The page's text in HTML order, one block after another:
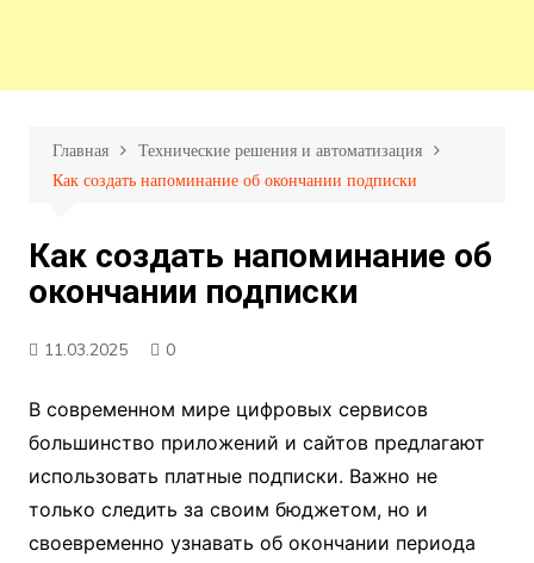
Главная
Технические решения и автоматизация
Как создать напоминание об окончании подписки
Как создать напоминание об
окончании подписки
11.03.2025 0
В современном мире цифровых сервисов
большинство приложений и сайтов предлагают
использовать платные подписки. Важно не
только следить за своим бюджетом, но и
своевременно узнавать об окончании периода